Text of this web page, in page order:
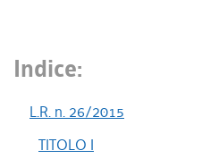
Indice:
L.R. n. 26/2015
TITOLO I